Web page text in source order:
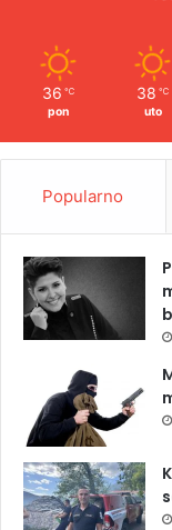
36 ℃
pon
38 ℃
uto
Popularno